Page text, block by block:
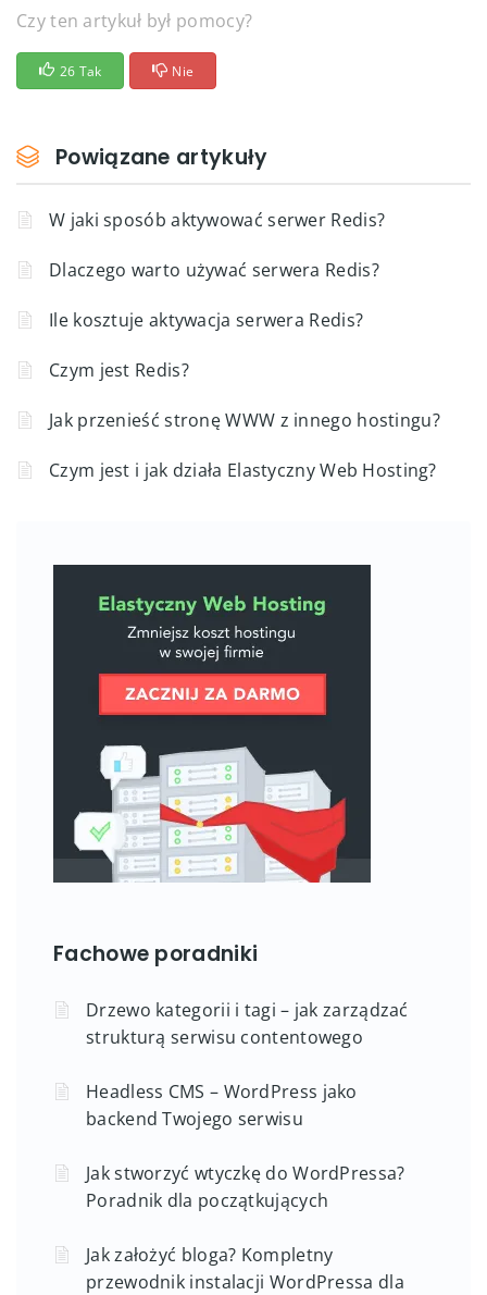
Czy ten artykuł był pomocy?
26 Tak Nie
Powiązane artykuły
W jaki sposób aktywować serwer Redis?
Dlaczego warto używać serwera Redis?
Ile kosztuje aktywacja serwera Redis?
Czym jest Redis?
Jak przenieść stronę WWW z innego hostingu?
Czym jest i jak działa Elastyczny Web Hosting?
Fachowe poradniki
Drzewo kategorii i tagi – jak zarządzać
strukturą serwisu contentowego
Headless CMS – WordPress jako
backend Twojego serwisu
Jak stworzyć wtyczkę do WordPressa?
Poradnik dla początkujących
Jak założyć bloga? Kompletny
przewodnik instalacji WordPressa dla